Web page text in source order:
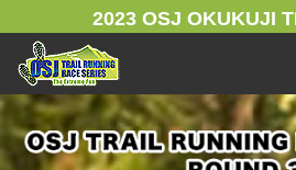
2023 OSJ OKUKUJI